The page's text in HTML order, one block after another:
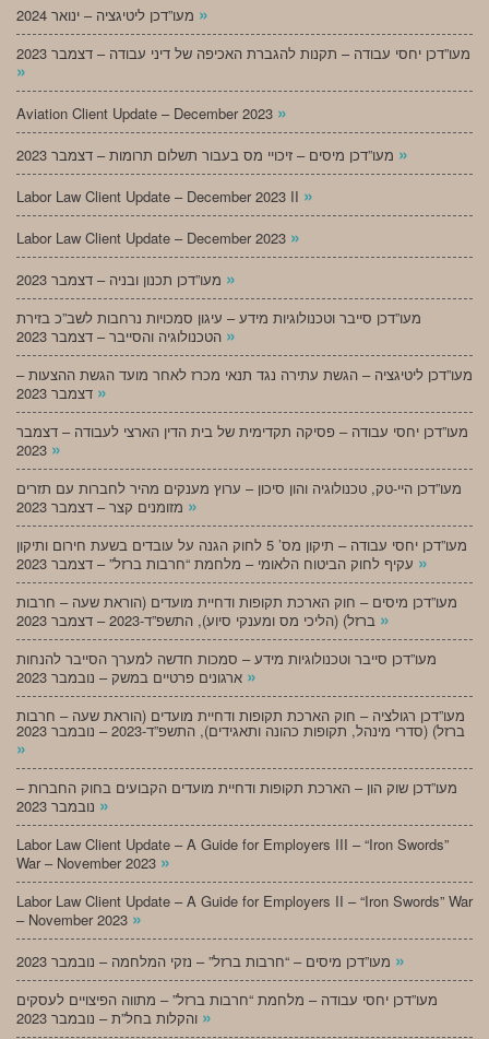
»
מעו”דכן יחסי עבודה – תקנות להגברת האכיפה של דיני עבודה – דצמבר 2023
»
Aviation Client Update – December 2023 »
»
Labor Law Client Update – December 2023 II »
Labor Law Client Update – December 2023 »
»
מעו”דכן סייבר וטכנולוגיות מידע – עיגון סמכויות נרחבות לשב”כ בזירת
»
מעו”דכן ליטיגציה – הגשת עתירה נגד תנאי מכרז לאחר מועד הגשת ההצעות –
»
מעו”דכן יחסי עבודה – פסיקה תקדימית של בית הדין הארצי לעבודה – דצמבר
»
מעו”דכן היי-טק, טכנולוגיה והון סיכון – ערוץ מענקים מהיר לחברות עם תזרים
»
מעו”דכן יחסי עבודה – תיקון מס’ 5 לחוק הגנה על עובדים בשעת חירום ותיקון
»
מעו”דכן מיסים – חוק הארכת תקופות ודחיית מועדים (הוראת שעה – חרבות
»
מעו”דכן סייבר וטכנולוגיות מידע – סמכות חדשה למערך הסייבר להנחות
»
מעו”דכן רגולציה – חוק הארכת תקופות ודחיית מועדים (הוראת שעה – חרבות
ברזל) (סדרי מינהל, תקופות כהונה ותאגידים), התשפ”ד-2023 – נובמבר 2023
»
מעו”דכן שוק הון – הארכת תקופות ודחיית מועדים הקבועים בחוק החברות –
»
Labor Law Client Update – A Guide for Employers III – “Iron Swords”
War – November 2023 »
Labor Law Client Update – A Guide for Employers II – “Iron Swords” War
– November 2023 »
»
מעו”דכן יחסי עבודה – מלחמת “חרבות ברזל” – מתווה הפיצויים לעסקים
»